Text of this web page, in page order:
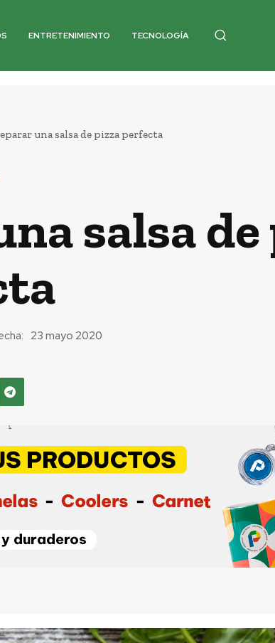
ENTRETENIMIENTO TECNOLOGÍA
una salsa de pizza perfecta
salsa de
23 mayo 2020